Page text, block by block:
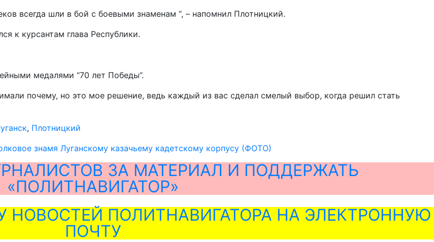
всегда шли в бой с боевыми знаменам “, – напомнил Плотницкий.
к курсантам глава Республики.
медалями “70 лет Победы”.
почему, но это мое решение, ведь каждый из вас сделал смелый выбор, когда решил стать
, Плотницкий
знамя Луганскому казачьему кадетскому корпусу (ФОТО)
ЗА МАТЕРИАЛ И ПОДДЕРЖАТЬ
«ПОЛИТНАВИГАТОР»
ПОЛИТНАВИГАТОРА НА ЭЛЕКТРОННУЮ
ПОЧТУ